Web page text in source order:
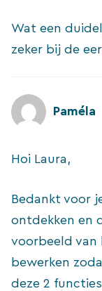
Wat een
zeker bij de
Paméla
Hoi Laura,
Bedankt voor
ontdekken en
voorbeeld van
bewerken
deze 2